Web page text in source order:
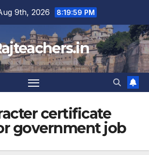
9th, 2026 8:19:59 PM
certificate
government job